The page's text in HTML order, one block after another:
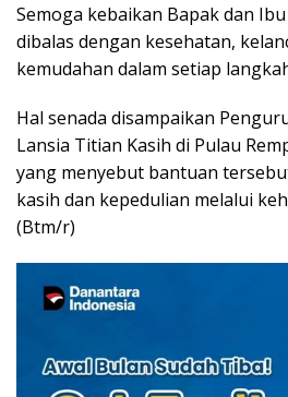
Semoga kebaikan Bapak dan
dibalas dengan kesehatan,
kemudahan dalam setiap
Hal senada disampaikan
Lansia Titian Kasih di Pulau
yang menyebut bantuan
kasih dan kepedulian melalui
(Btm/r)